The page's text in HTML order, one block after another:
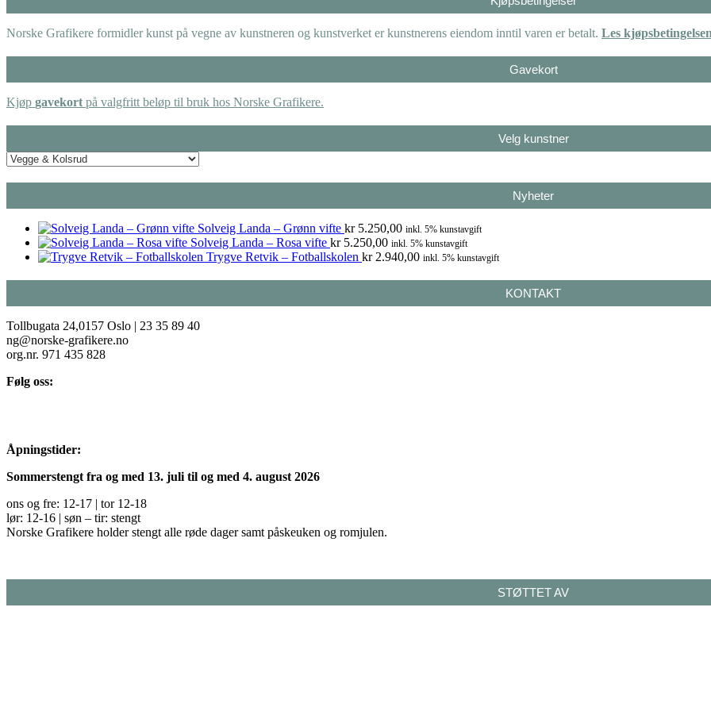
Norske Grafikere formidler kunst på vegne av kunstneren og kunstverket er kunstnerens eiendom inntil varen er betalt. Les
Gavekort
Kjøp gavekort på valgfritt beløp til bruk hos Norske Grafikere.
Velg kunstner
Nyheter
Solveig Landa – Grønn vifte kr5.250,00 inkl. 5% kunstavgift
Solveig Landa – Rosa vifte kr5.250,00 inkl. 5% kunstavgift
Trygve Retvik – Fotballskolen kr2.940,00 inkl. 5% kunstavgift
KONTAKT
Tollbugata 24,0157 Oslo | 23 35 89 40
ng@norske-grafikere.no
org.nr. 971 435 828
Følg oss:
Åpningstider:
Sommerstengt fra og med 13. juli til og med 4. august 2026
ons og fre: 12-17 | tor 12-18
lør: 12-16 | søn – tir: stengt
Norske Grafikere holder stengt alle røde dager samt påskeuken og romjulen.
STØTTET AV